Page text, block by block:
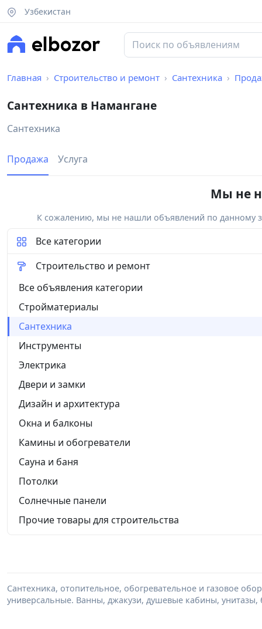
Узбекистан
Главная Строительство и ремонт Сантехника
Сантехника в Намангане
Сантехника
Продажа Услуга
Мы не
К сожалению, мы не нашли объявлений по данному
Все категории
Строительство и ремонт
Все объявления категории
Стройматериалы
Сантехника
Инструменты
Электрика
Двери и замки
Дизайн и архитектура
Окна и балконы
Камины и обогреватели
Сауна и баня
Потолки
Солнечные панели
Прочие товары для строительства
Сантехника, отопительное, обогревательное и газовое
универсальные. Ванны, джакузи, душевые кабины, унитазы,